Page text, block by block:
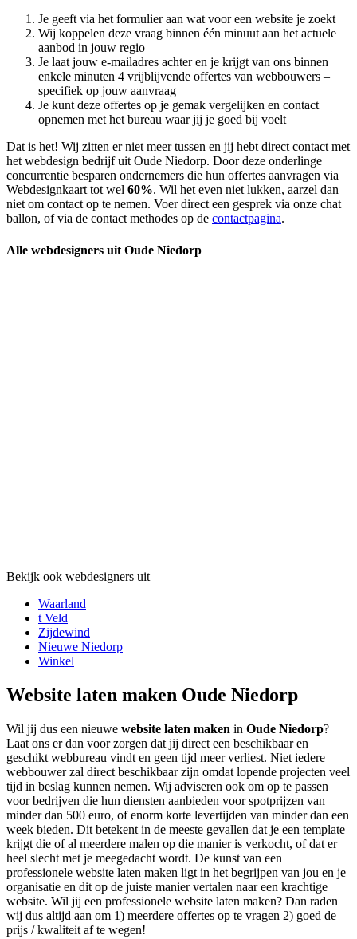
Je geeft via het formulier aan wat voor een website je zoekt
Wij koppelen deze vraag binnen één minuut aan het actuele
aanbod in jouw regio
Je laat jouw e-mailadres achter en je krijgt van ons binnen
enkele minuten 4 vrijblijvende offertes van webbouwers –
specifiek op jouw aanvraag
Je kunt deze offertes op je gemak vergelijken en contact
opnemen met het bureau waar jij je goed bij voelt
Dat is het! Wij zitten er niet meer tussen en jij hebt direct contact met
het webdesign bedrijf uit Oude Niedorp. Door deze onderlinge
concurrentie besparen ondernemers die hun offertes aanvragen via
Webdesignkaart tot wel 60%. Wil het even niet lukken, aarzel dan
niet om contact op te nemen. Voer direct een gesprek via onze chat
ballon, of via de contact methodes op de contactpagina.
Alle webdesigners uit Oude Niedorp
Bekijk ook webdesigners uit
Waarland
t Veld
Zijdewind
Nieuwe Niedorp
Winkel
Website laten maken Oude Niedorp
Wil jij dus een nieuwe website laten maken in Oude Niedorp?
Laat ons er dan voor zorgen dat jij direct een beschikbaar en
geschikt webbureau vindt en geen tijd meer verliest. Niet iedere
webbouwer zal direct beschikbaar zijn omdat lopende projecten veel
tijd in beslag kunnen nemen. Wij adviseren ook om op te passen
voor bedrijven die hun diensten aanbieden voor spotprijzen van
minder dan 500 euro, of enorm korte levertijden van minder dan een
week bieden. Dit betekent in de meeste gevallen dat je een template
krijgt die of al meerdere malen op die manier is verkocht, of dat er
heel slecht met je meegedacht wordt. De kunst van een
professionele website laten maken ligt in het begrijpen van jou en je
organisatie en dit op de juiste manier vertalen naar een krachtige
website. Wil jij een professionele website laten maken? Dan raden
wij dus altijd aan om 1) meerdere offertes op te vragen 2) goed de
prijs / kwaliteit af te wegen!